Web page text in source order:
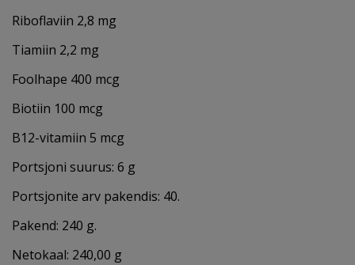
Riboflaviin 2,8 mg
Tiamiin 2,2 mg
Foolhape 400 mcg
Biotiin 100 mcg
B12-vitamiin 5 mcg
Portsjoni suurus: 6 g
Portsjonite arv pakendis: 40.
Pakend: 240 g.
Netokaal: 240,00 g